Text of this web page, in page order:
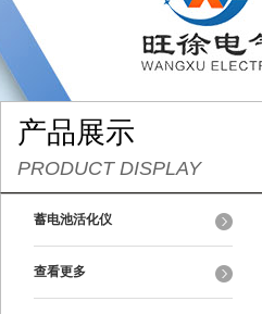
产品展示
PRODUCT DISPLAY
蓄电池活化仪
查看更多